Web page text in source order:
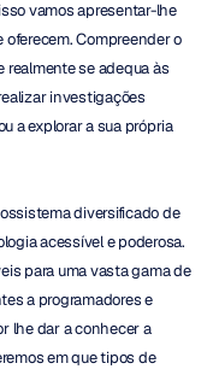
vamos apresentar-lhe
Compreender o
realmente se adequa às
investigações
a explorar a sua própria
diversificado de
acessível e poderosa.
para uma vasta gama de
a programadores e
lhe dar a conhecer a
em que tipos de